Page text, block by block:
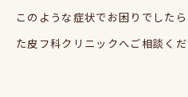
このような症状でお困りでした
た皮フ科クリニックへご相談くだ